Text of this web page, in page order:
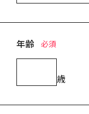
年齢 必須
歳